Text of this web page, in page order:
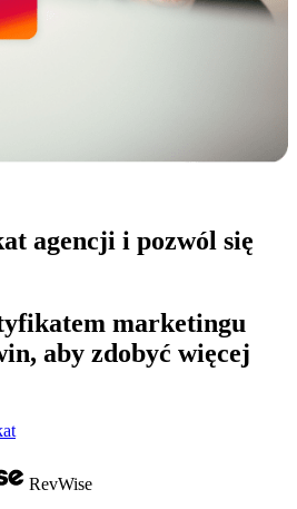
agencji i pozwól się
marketingu
aby zdobyć więcej
RevWise